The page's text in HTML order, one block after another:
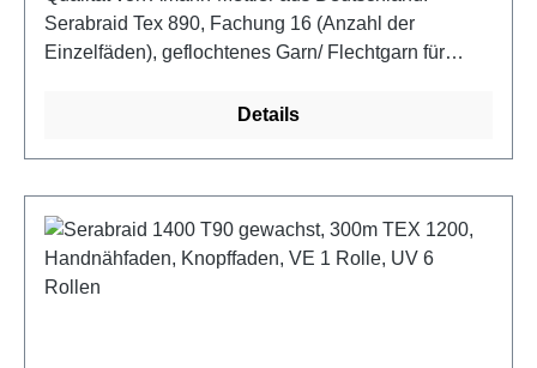
Serabraid Tex 890, Fachung 16 (Anzahl der
Einzelfäden), geflochtenes Garn/ Flechtgarn für
Details